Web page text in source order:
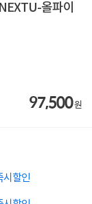
올파이
97,500원
시할인